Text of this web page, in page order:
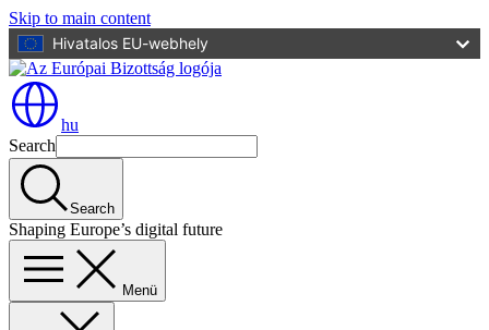
Skip to main content
Hivatalos EU-webhely
hu
Search
Search
Shaping Europe’s digital future
Menü